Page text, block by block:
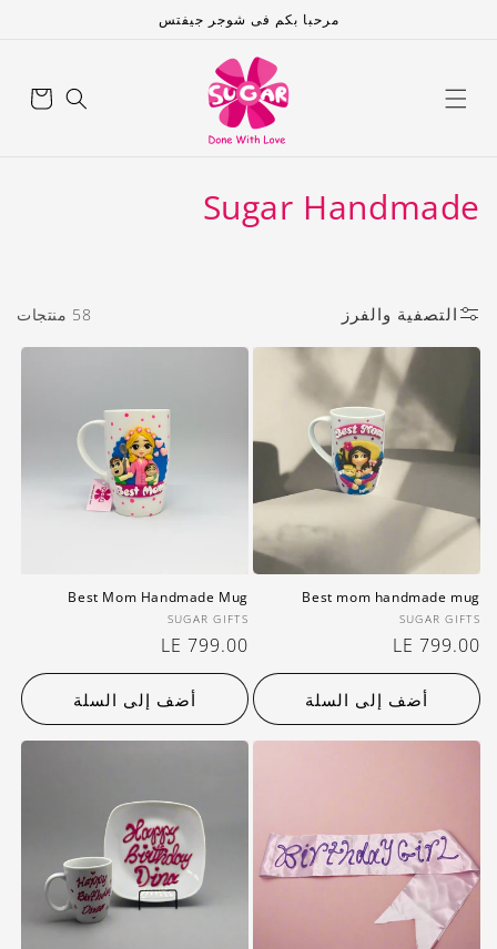
مرحبا بكم فى شوجر جيفتس
التسوق
م
و
:
Sugar Handmade
التصفية والفرز 58 منتجات
Best mom handmade mug
بائع:
SUGAR GIFTS
سعر
عادي
LE 799.00
أضف إلى السلة
Best Mom Handmade Mug
بائع:
SUGAR GIFTS
سعر
عادي
LE 799.00
أضف إلى السلة